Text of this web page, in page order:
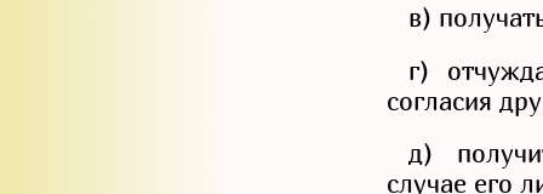
в)
г)
согласия
д)
случае его